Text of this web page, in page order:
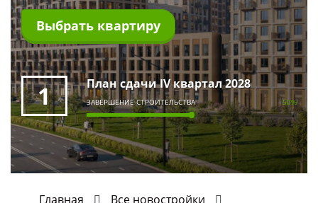
Выбрать квартиру
1 План сдачи IV квартал 2028
ЗАВЕРШЕНИЕ СТРОИТЕЛЬСТВА 50%
Главная
Все новостройки